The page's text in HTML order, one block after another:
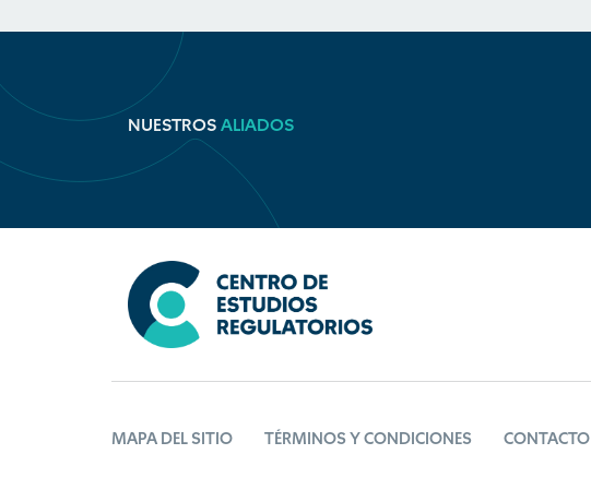
NUESTROS ALIADOS
MAPA DEL SITIO TÉRMINOS Y CONDICIONES CONTACTO